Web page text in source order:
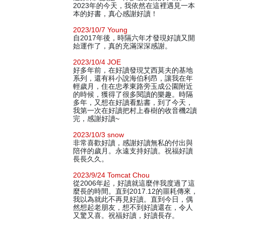
2023年的今天，我依然在這裡遇見一本
本的好書，真心感謝好讀！
2023/10/7 Young
自2017年後，時隔六年才發現好讀又開
始運作了，真的充滿深深感謝。
2023/10/4 JOE
好多年前，在好讀發現艾西莫夫的基地
系列，還有科小說海伯利昂，讓我在年
輕歲月，住在忠孝東路旁玉成公園附近
的時候，獲得了很多閱讀的樂趣。時隔
多年，又想在好讀看點書，到了今天，
我第一次在好讀把村上春樹的收音機2讀
完，感謝好讀~
2023/10/3 snow
非常喜歡好讀，感謝好讀無私的付出與
陪伴的歲月。永遠支持好讀。祝福好讀
長長久久。
2023/9/24 Tomcat Chou
從2006年起，好讀就這麼伴我度過了這
麼長的時間。直到2017.12的噩耗傳來，
我以為就此不再見好讀。直到今日，偶
然想起老朋友，想不到好讀還在，令人
又驚又喜。祝福好讀，好讀長存。